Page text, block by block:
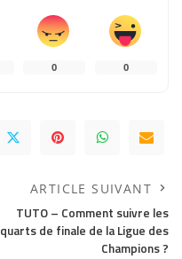
0 0
ARTICLE SUIVANT
TUTO – Comment suivre les
quarts de finale de la Ligue des
Champions ?